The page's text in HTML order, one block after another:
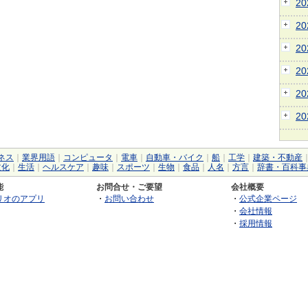
ス 業界用語 コンピュータ 電車 自動車・バイク 船 工学 建築・不動産
化
生活 ヘルスケア 趣味 スポーツ 生物 食品 人名 方言 辞書・百科事
オのアプリ
お問合せ・ご要望
・ お問い合わせ
会社概要
・ 公式企業ページ
・ 会社情報
・ 採用情報